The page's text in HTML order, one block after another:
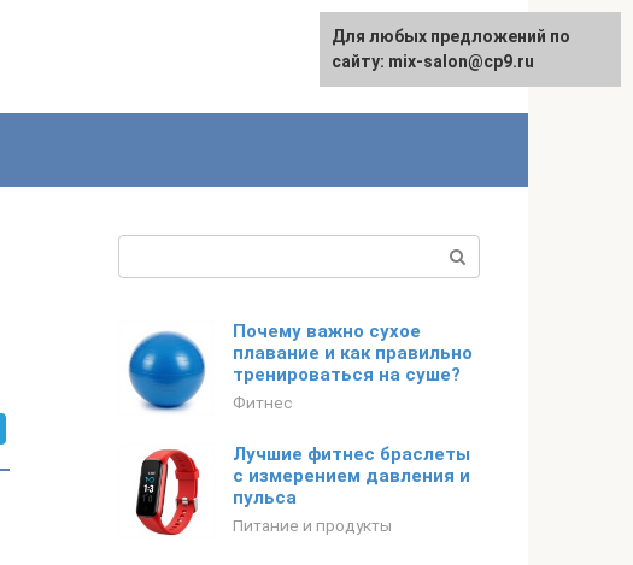
Почему важно сухое
плавание и как правильно
тренироваться на суше?
Фитнес
Лучшие фитнес браслеты
с измерением давления и
пульса
Питание и продукты
Для любых предложений по
сайту: mix-salon@cp9.ru